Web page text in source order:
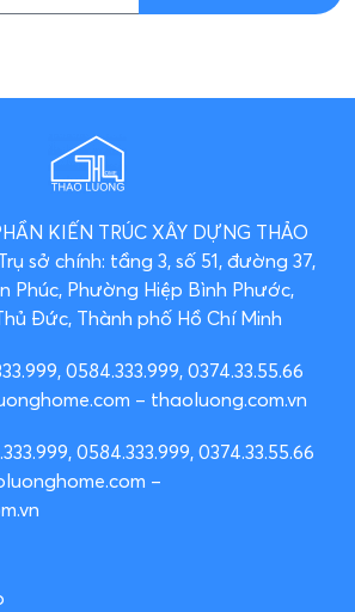
KIẾN TRÚC XÂY DỰNG THẢO
sở chính: tầng 3, số 51, đường 37,
Phúc, Phường Hiệp Bình Phước,
Đức, Thành phố Hồ Chí Minh
0584.333.999, 0374.33.55.66
– thaoluong.com.vn
0584.333.999, 0374.33.55.66
–